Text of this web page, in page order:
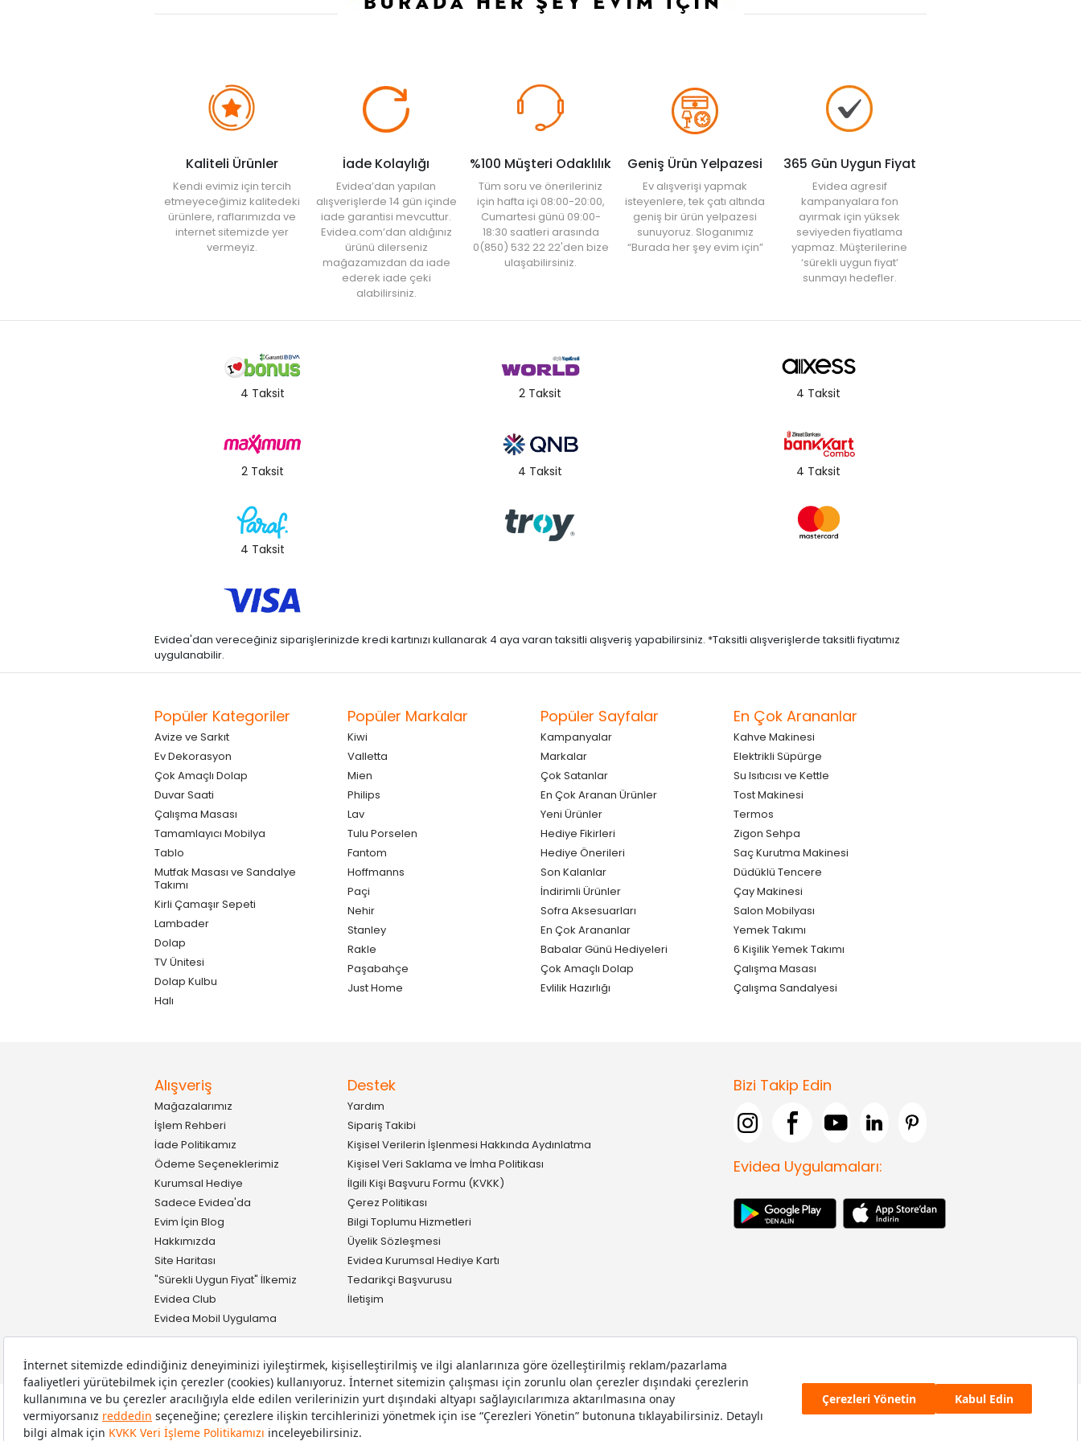
seçebilirsiniz. Kapaklı modellerle iyi bir muhafaza sağlayabilirsiniz. Açık raflı modellerini de saklama kutuları ve benzeri ürünlerle kullanabilir, sebzeleri sıcaklık ve
Kaliteli Ürünler
Kendi evimiz için tercih
etmeyeceğimiz kalitedeki
ürünlere, raflarımızda ve
internet sitemizde yer
vermeyiz.
İade Kolaylığı
Evidea’dan yapılan
alışverişlerde 14 gün içinde
iade garantisi mevcuttur.
Evidea.com’dan aldığınız
ürünü dilerseniz
mağazamızdan da iade
ederek iade çeki
alabilirsiniz.
%100 Müşteri Odaklılık
Tüm soru ve önerileriniz
için hafta içi 08:00-20:00,
Cumartesi günü 09:00-
18:30 saatleri arasında
0(850) 532 22 22'den bize
ulaşabilirsiniz.
Geniş Ürün Yelpazesi
Ev alışverişi yapmak
isteyenlere, tek çatı altında
geniş bir ürün yelpazesi
sunuyoruz. Sloganımız
“Burada her şey evim için”
365 Gün Uygun Fiyat
Evidea agresif
kampanyalara fon
ayırmak için yüksek
seviyeden fiyatlama
yapmaz. Müşterilerine
‘sürekli uygun fiyat’
sunmayı hedefler.
4 Taksit 2 Taksit 4 Taksit
2 Taksit 4 Taksit 4 Taksit
4 Taksit
Evidea'dan vereceğiniz siparişlerinizde kredi kartınızı kullanarak 4 aya varan taksitli alışveriş yapabilirsiniz. *Taksitli alışverişlerde taksitli fiyatımız
uygulanabilir.
Popüler Kategoriler
Avize ve Sarkıt
Ev Dekorasyon
Çok Amaçlı Dolap
Duvar Saati
Çalışma Masası
Tamamlayıcı Mobilya
Tablo
Mutfak Masası ve Sandalye
Takımı
Kirli Çamaşır Sepeti
Lambader
Dolap
TV Ünitesi
Dolap Kulbu
Halı
Popüler Markalar
Kiwi
Valletta
Mien
Philips
Lav
Tulu Porselen
Fantom
Hoffmanns
Paçi
Nehir
Stanley
Rakle
Paşabahçe
Just Home
Popüler Sayfalar
Kampanyalar
Markalar
Çok Satanlar
En Çok Aranan Ürünler
Yeni Ürünler
Hediye Fikirleri
Hediye Önerileri
Son Kalanlar
İndirimli Ürünler
Sofra Aksesuarları
En Çok Arananlar
Babalar Günü Hediyeleri
Çok Amaçlı Dolap
Evlilik Hazırlığı
En Çok Arananlar
Kahve Makinesi
Elektrikli Süpürge
Su Isıtıcısı ve Kettle
Tost Makinesi
Termos
Zigon Sehpa
Saç Kurutma Makinesi
Düdüklü Tencere
Çay Makinesi
Salon Mobilyası
Yemek Takımı
6 Kişilik Yemek Takımı
Çalışma Masası
Çalışma Sandalyesi
Alışveriş
Mağazalarımız
İşlem Rehberi
İade Politikamız
Ödeme Seçeneklerimiz
Kurumsal Hediye
Sadece Evidea'da
Evim İçin Blog
Hakkımızda
Site Haritası
"Sürekli Uygun Fiyat" İlkemiz
Evidea Club
Evidea Mobil Uygulama
Destek
Yardım
Sipariş Takibi
Kişisel Verilerin İşlenmesi Hakkında Aydınlatma
Kişisel Veri Saklama ve İmha Politikası
İlgili Kişi Başvuru Formu (KVKK)
Çerez Politikası
Bilgi Toplumu Hizmetleri
Üyelik Sözleşmesi
Evidea Kurumsal Hediye Kartı
Tedarikçi Başvurusu
İletişim
Bizi Takip Edin
Evidea Uygulamaları: